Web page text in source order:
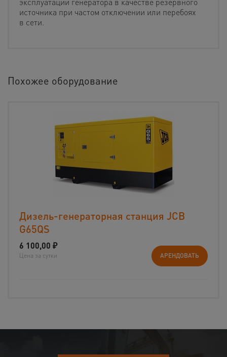
источника при частом отключении или перебоях
в сети.
Похожее оборудование
Дизель-генераторная станция JCB
G65QS
6 100,00 ₽
Цена за сутки АРЕНДОВАТЬ